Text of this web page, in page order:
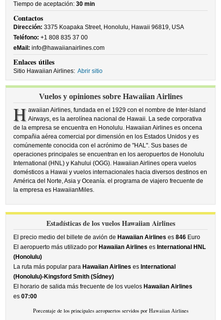
Tiempo de aceptación:30 min
Contactos
Dirección: 3375 Koapaka Street, Honolulu, Hawaii 96819, USA
Teléfono: +1 808 835 37 00
eMail: info@hawaiianairlines.com
Enlaces útiles
Sitio Hawaiian Airlines: Abrir sitio
Vuelos y opiniones sobre Hawaiian Airlines
H awaiian Airlines, fundada en el 1929 con el nombre de Inter-Island
Airways, es la aerolínea nacional de Hawaii. La sede corporativa
de la empresa se encuentra en Honolulu. Hawaiian Airlines es oncena
compañia aérea comercial por dimensión en los Estados Unidos y es
comúnemente conocida con el acrónimo de "HAL". Sus bases de
operaciones principales se encuentran en los aeropuertos de Honolulu
International (HNL) y Kahului (OGG). Hawaiian Airlines opera vuelos
domésticos a Hawai y vuelos internacionales hacia diversos destinos en
América del Norte, Asia y Oceanía. el programa de viajero frecuente de
la empresa es HawaiianMiles.
Estadísticas de los vuelos Hawaiian Airlines
El precio medio del billete de avión de Hawaiian Airlines es846 Euro
El aeropuerto más utilizado por Hawaiian Airlines es International HNL
(Honolulu)
La ruta más popular para Hawaiian Airlines es International
(Honolulu)-Kingsford Smith (Sídney)
El horario de salida más frecuente de los vuelos Hawaiian Airlines
es07:00
Porcentaje de los principales aeropuertos servidos por Hawaiian Airlines